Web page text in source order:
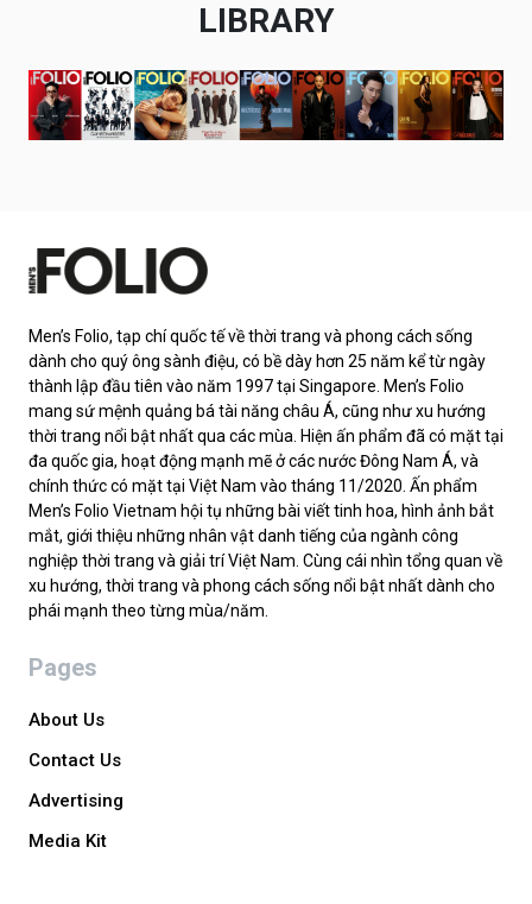
LIBRARY
Men’s Folio, tạp chí quốc tế về thời trang và phong cách sống
dành cho quý ông sành điệu, có bề dày hơn 25 năm kể từ ngày
thành lập đầu tiên vào năm 1997 tại Singapore. Men’s Folio
mang sứ mệnh quảng bá tài năng châu Á, cũng như xu hướng
thời trang nổi bật nhất qua các mùa. Hiện ấn phẩm đã có mặt tại
đa quốc gia, hoạt động mạnh mẽ ở các nước Đông Nam Á, và
chính thức có mặt tại Việt Nam vào tháng 11/2020. Ấn phẩm
Men’s Folio Vietnam hội tụ những bài viết tinh hoa, hình ảnh bắt
mắt, giới thiệu những nhân vật danh tiếng của ngành công
nghiệp thời trang và giải trí Việt Nam. Cùng cái nhìn tổng quan về
xu hướng, thời trang và phong cách sống nổi bật nhất dành cho
phái mạnh theo từng mùa/năm.
Pages
About Us
Contact Us
Advertising
Media Kit